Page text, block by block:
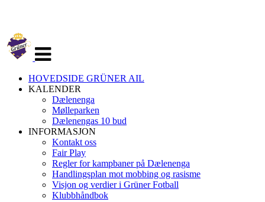
navigasjon
HOVEDSIDE GRÜNER AIL
KALENDER
Dælenenga
Mølleparken
Dælenengas 10 bud
INFORMASJON
Kontakt oss
Fair Play
Regler for kampbaner på Dælenenga
Handlingsplan mot mobbing og rasisme
Visjon og verdier i Grüner Fotball
Klubbhåndbok